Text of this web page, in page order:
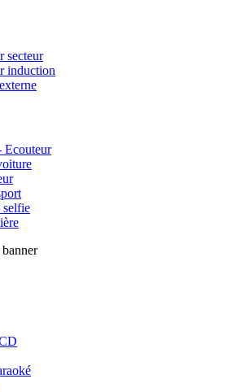
secteur
induction
Ecouteur
selfie